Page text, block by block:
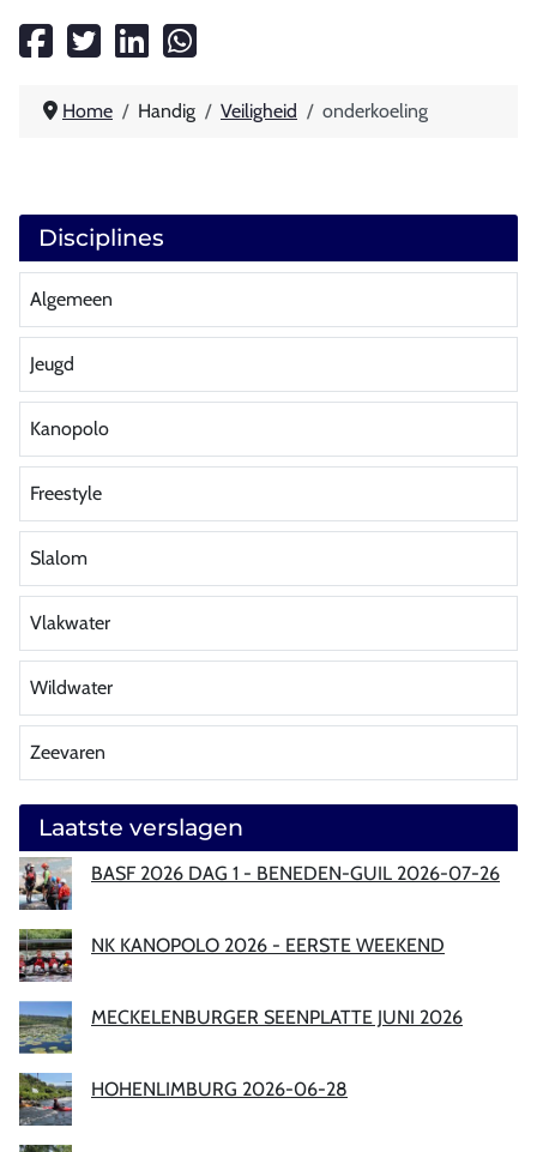
Home Handig Veiligheid onderkoeling
Disciplines
Algemeen
Jeugd
Kanopolo
Freestyle
Slalom
Vlakwater
Wildwater
Zeevaren
Laatste verslagen
BASF 2026 DAG 1 - BENEDEN-GUIL 2026-07-26
NK KANOPOLO 2026 - EERSTE WEEKEND
MECKELENBURGER SEENPLATTE JUNI 2026
HOHENLIMBURG 2026-06-28